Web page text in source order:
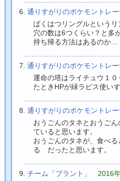
通りすがりのポケモントレ
ばくはつリングルという
穴の数は6つくらい？と多
持ち帰る方法はあるのか…
通りすがりのポケモントレ
運命の塔はライチュウ１
たときHPが緑ラピス使い
通りすがりのポケモントレ
おうごんのタネとおうご
ていると思います。
おうごんのタネが、食べ
る だったと思います。
チーム「プラント」 2016